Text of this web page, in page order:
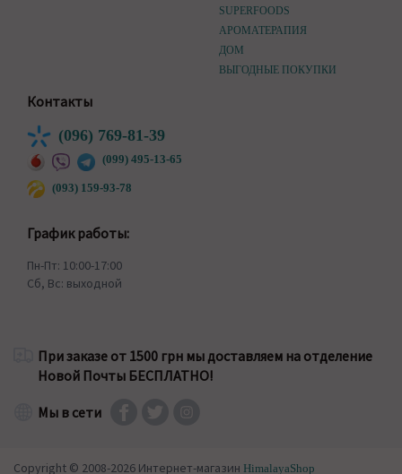
SUPERFOODS
АРОМАТЕРАПИЯ
ДОМ
ВЫГОДНЫЕ ПОКУПКИ
Контакты
(096) 769-81-39
(099) 495-13-65
(093) 159-93-78
График работы:
Пн-Пт: 10:00-17:00
Сб, Вс: выходной
При заказе от 1500 грн мы доставляем на отделение
Новой Почты БЕСПЛАТНО!
Мы в сети
Copyright © 2008-2026 Интернет-магазин HimalayaShop